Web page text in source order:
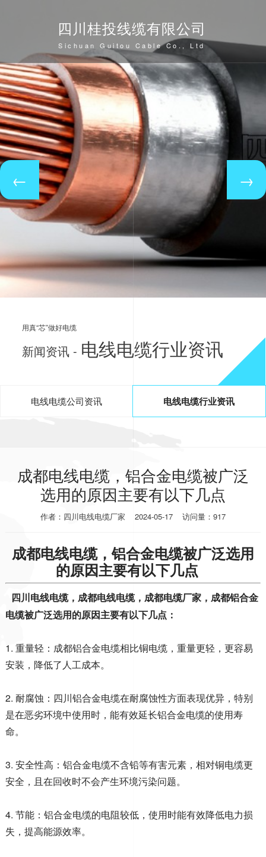
四川桂投线缆有限公司
Sichuan Guitou Cable Co., Ltd
用真“芯”做好电缆
新闻资讯 - 电线电缆行业资讯
电线电缆公司资讯 电线电缆行业资讯
成都电线电缆，铝合金电缆被广泛
选用的原因主要有以下几点
作者：四川电线电缆厂家 2024-05-17 访问量：917
成都电线电缆，铝合金电缆被广泛选用
的原因主要有以下几点
四川电线电缆，成都电线电缆，成都电缆厂家，成都铝合金
电缆被广泛选用的原因主要有以下几点 ：
1. 重量轻：成都铝合金电缆相比铜电缆，重量更轻，更容易
安装，降低了人工成本。
2. 耐腐蚀：四川铝合金电缆在耐腐蚀性方面表现优异，特别
是在恶劣环境中使用时，能有效延长铝合金电缆的使用寿
命。
3. 安全性高：铝合金电缆不含铅等有害元素，相对铜电缆更
安全，且在回收时不会产生环境污染问题。
4. 节能：铝合金电缆的电阻较低，使用时能有效降低电力损
失，提高能源效率。